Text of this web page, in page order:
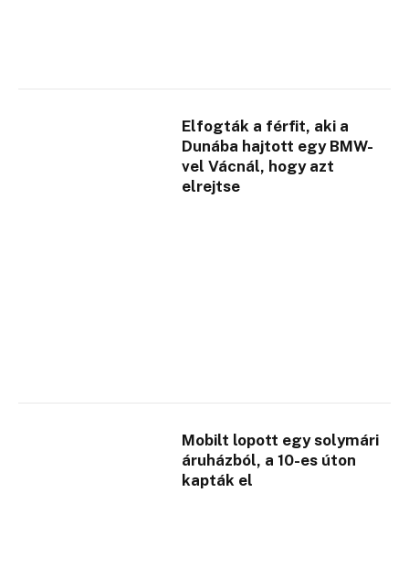
Elfogták a férfit, aki a
Dunába hajtott egy BMW-
vel Vácnál, hogy azt
elrejtse
Mobilt lopott egy solymári
áruházból, a 10-es úton
kapták el